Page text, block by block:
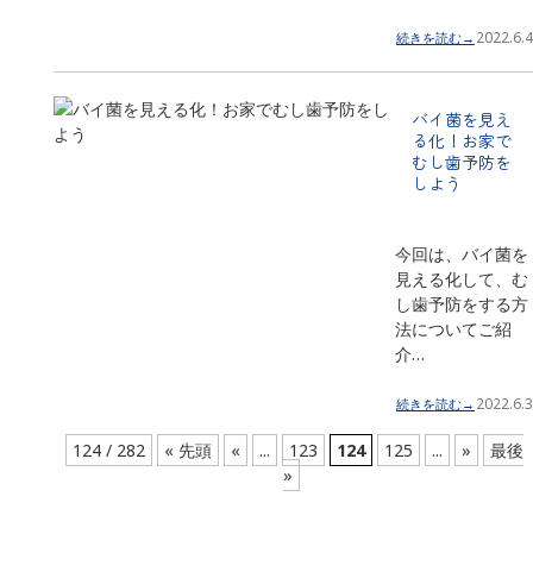
続きを読む→ 2022.6.4
バイ菌を見え
る化！お家で
むし歯予防を
しよう
今回は、バイ菌を
見える化して、む
し歯予防をする方
法についてご紹
介…
続きを読む→ 2022.6.3
124 / 282 « 先頭 « ... 123 124 125 ... »
最後
»